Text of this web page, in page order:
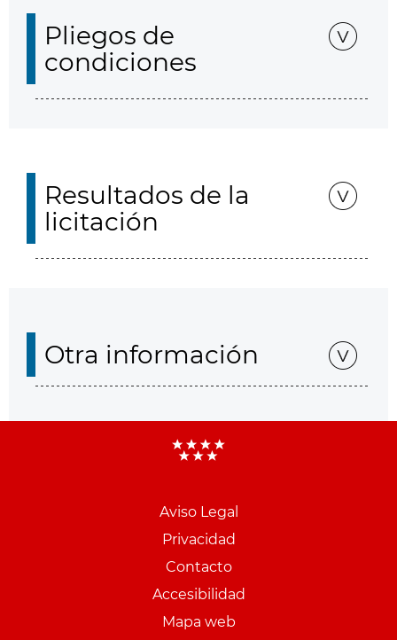
Pliegos de
condiciones
Resultados de la
licitación
Otra información
Aviso Legal
Privacidad
Contacto
Accesibilidad
Mapa web